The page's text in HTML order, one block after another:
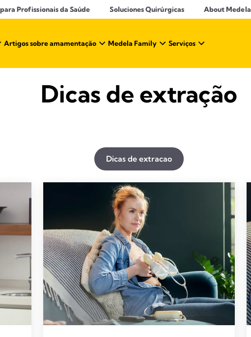
Profissionais da Saúde​ Soluciones Quirúrgicas About Medela
Artigos sobre amamentação​ Medela Family Serviços
Dicas de extração
Dicas de extracao